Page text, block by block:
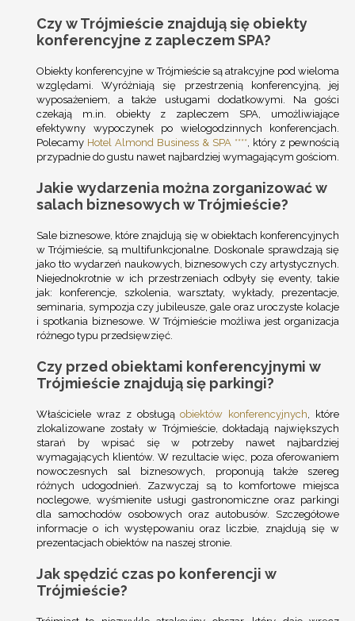
Czy w Trójmieście znajdują się obiekty
konferencyjne z zapleczem SPA?
Obiekty konferencyjne w Trójmieście są atrakcyjne pod wieloma
względami. Wyróżniają się przestrzenią konferencyjną, jej
wyposażeniem, a także usługami dodatkowymi. Na gości
czekają m.in. obiekty z zapleczem SPA, umożliwiające
efektywny wypoczynek po wielogodzinnych konferencjach.
Polecamy Hotel Almond Business & SPA **** , który z pewnością
przypadnie do gustu nawet najbardziej wymagającym gościom.
Jakie wydarzenia można zorganizować w
salach biznesowych w Trójmieście?
Sale biznesowe, które znajdują się w obiektach konferencyjnych
w Trójmieście, są multifunkcjonalne. Doskonale sprawdzają się
jako tło wydarzeń naukowych, biznesowych czy artystycznych.
Niejednokrotnie w ich przestrzeniach odbyły się eventy, takie
jak: konferencje, szkolenia, warsztaty, wykłady, prezentacje,
seminaria, sympozja czy jubileusze, gale oraz uroczyste kolacje
i spotkania biznesowe. W Trójmieście możliwa jest organizacja
różnego typu przedsięwzięć.
Czy przed obiektami konferencyjnymi w
Trójmieście znajdują się parkingi?
Właściciele wraz z obsługąobiektów konferencyjnych , które
zlokalizowane zostały w Trójmieście, dokładają największych
starań by wpisać się w potrzeby nawet najbardziej
wymagających klientów. W rezultacie więc, poza oferowaniem
nowoczesnych sal biznesowych, proponują także szereg
różnych udogodnień. Zazwyczaj są to komfortowe miejsca
noclegowe, wyśmienite usługi gastronomiczne oraz parkingi
dla samochodów osobowych oraz autobusów. Szczegółowe
informacje o ich występowaniu oraz liczbie, znajdują się w
prezentacjach obiektów na naszej stronie.
Jak spędzić czas po konferencji w
Trójmieście?